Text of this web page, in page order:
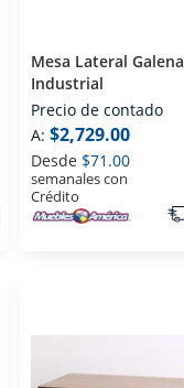
Mesa Lateral Galena
Industrial
Precio de contado
A: $2,729.00
Desde $71.00
semanales con
Crédito